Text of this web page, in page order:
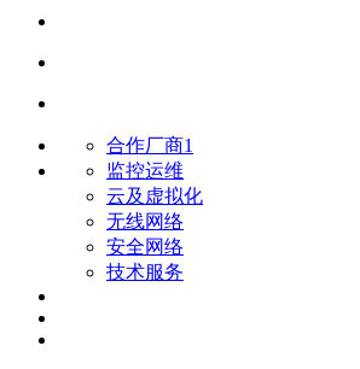
合作厂商1
监控运维
云及虚拟化
无线网络
安全网络
技术服务